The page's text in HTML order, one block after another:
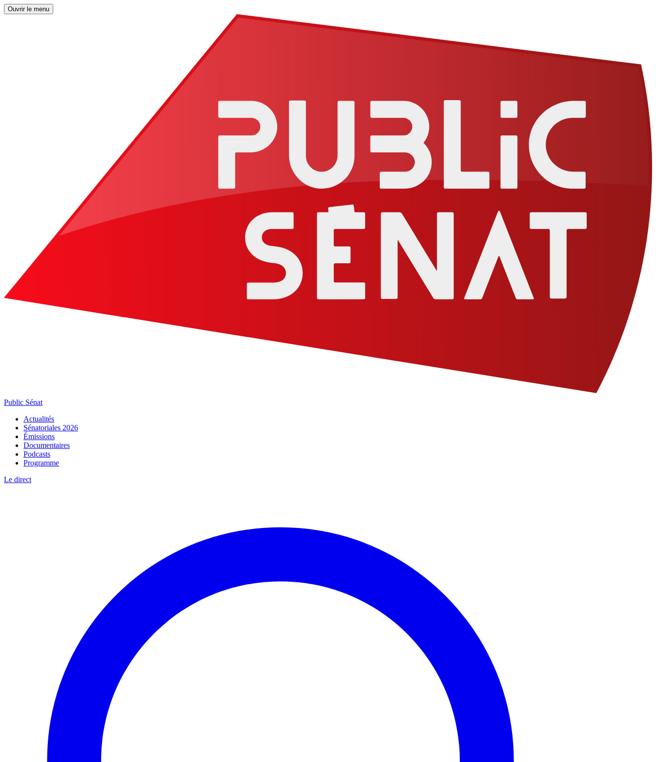
Ouvrir le menu
Public Sénat
Actualités
Sénatoriales 2026
Émissions
Documentaires
Podcasts
Programme
Le direct